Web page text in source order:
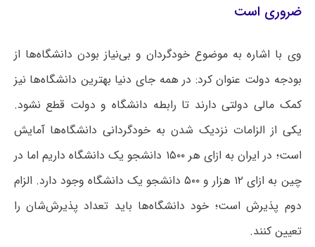
ضروری است
وی با اشاره به موضوع خودگردان و بی‌نیاز بودن دانشگاه‌ها از
بودجه دولت عنوان کرد: در همه جای دنیا بهترین دانشگاه‌ها نیز
کمک مالی دولتی دارند تا رابطه دانشگاه و دولت قطع نشود.
یکی از الزامات نزدیک شدن به خودگردانی دانشگاه‌ها آمایش
است؛ در ایران به ازای هر ۱۵۰۰ دانشجو یک دانشگاه داریم اما در
چین به ازای ۱۲ هزار و ۵۰۰ دانشجو یک دانشگاه وجود دارد. الزام
دوم پذیرش است؛ خود دانشگاه‌ها باید تعداد پذیرش‌شان را
تعیین کنند.